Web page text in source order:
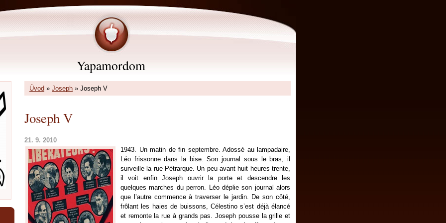
Yapamordom
Úvod » Joseph » Joseph V
Joseph V
21. 9. 2010
1943. Un matin de fin septembre. Adossé au lampadaire,
Léo frissonne dans la bise. Son journal sous le bras, il
surveille la rue Pétrarque. Un peu avant huit heures trente,
il voit enfin Joseph ouvrir la porte et descendre les
quelques marches du perron. Léodéplie son journal alors
que l’autre commence à traverser le jardin. De son côté,
frôlant les haies de buissons, Célestinos’est déjà élancé
et remonte la rue à grands pas. Joseph pousse la grille et